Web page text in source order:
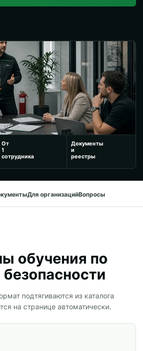
От
1
сотрудника
Документы
и
реестры
Для организацийВопросы
обучения по
подтягиваются из каталога
на странице автоматически.